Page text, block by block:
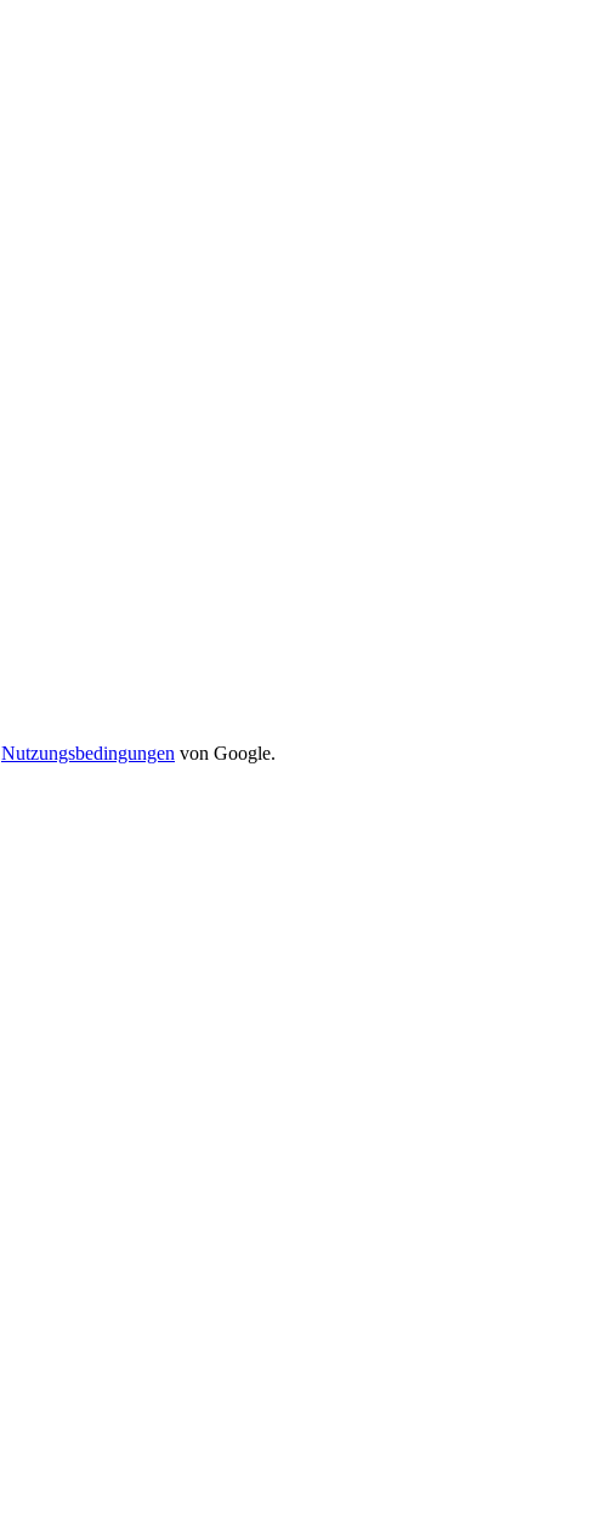
Nutzungsbedingungen von Google.